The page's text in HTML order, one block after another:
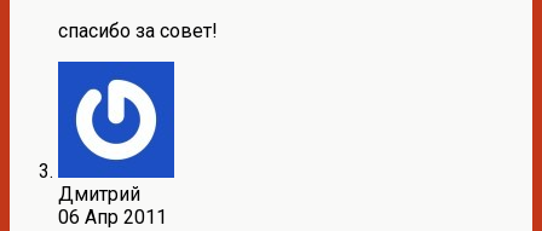
спасибо за совет!
Дмитрий
06 Апр 2011